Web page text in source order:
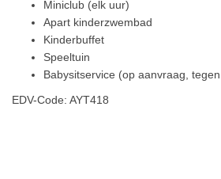
Miniclub (elk uur)
Apart kinderzwembad
Kinderbuffet
Speeltuin
Babysitservice (op aanvraag,
EDV-Code: AYT418